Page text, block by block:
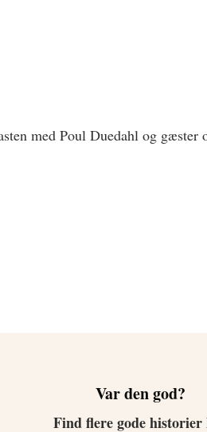
med Poul Duedahl og gæster
Var den god?
Find flere gode historier